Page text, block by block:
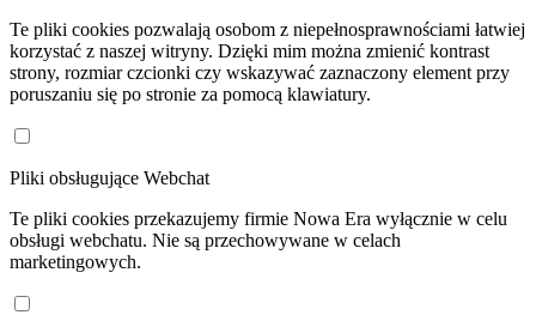
Te pliki cookies pozwalają osobom z niepełnosprawnościami łatwiej
korzystać z naszej witryny. Dzięki mim można zmienić kontrast
strony, rozmiar czcionki czy wskazywać zaznaczony element przy
poruszaniu się po stronie za pomocą klawiatury.
Pliki obsługujące Webchat
Te pliki cookies przekazujemy firmie Nowa Era wyłącznie w celu
obsługi webchatu. Nie są przechowywane w celach
marketingowych.